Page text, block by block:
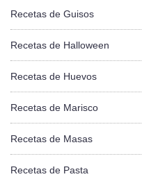
Recetas de Guisos
Recetas de Halloween
Recetas de Huevos
Recetas de Marisco
Recetas de Masas
Recetas de Pasta